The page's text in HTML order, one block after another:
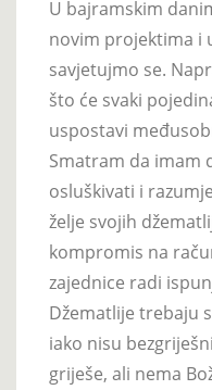
U bajramskim
novim projektima i
savjetujmo se.
što će svaki
uspostavi
Smatram da imam
osluškivati i
želje svojih
kompromis na
zajednice radi
Džematlije trebaju
iako nisu
griješe, ali nema